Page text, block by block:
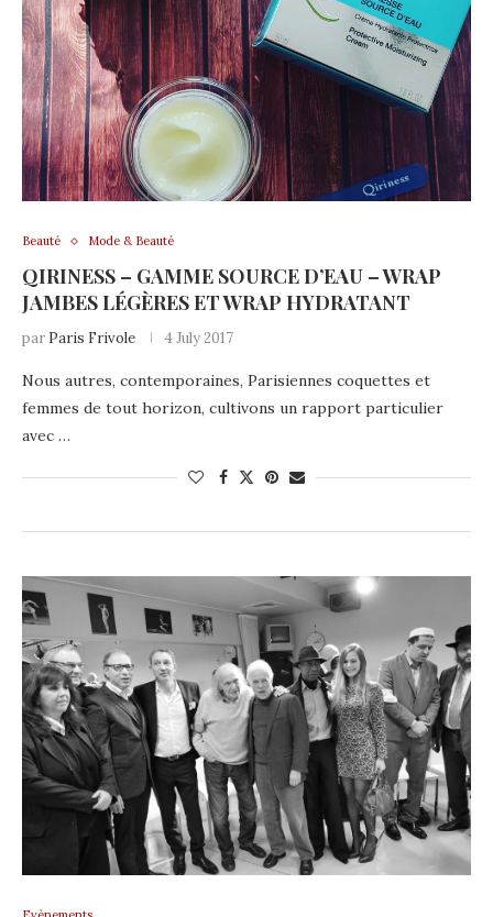
Beauté Mode & Beauté
QIRINESS – GAMME SOURCE D’EAU – WRAP
JAMBES LÉGÈRES ET WRAP HYDRATANT
par Paris Frivole 4 July 2017
Nous autres, contemporaines, Parisiennes coquettes et
femmes de tout horizon, cultivons un rapport particulier
avec …